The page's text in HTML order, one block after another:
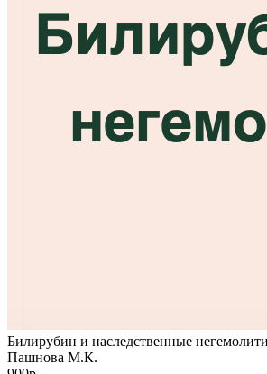
Билирубин и наследственные
Пашнова М.К.